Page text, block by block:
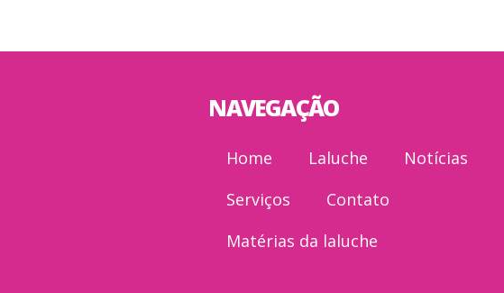
NAVEGAÇÃO
Home Laluche
Notícias
Serviços
Contato
Matérias da laluche